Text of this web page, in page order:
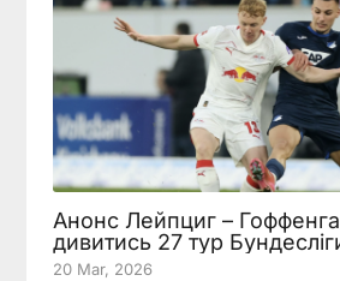
Анонс Лейпциг –
дивитись 27 тур
20 Mar, 2026